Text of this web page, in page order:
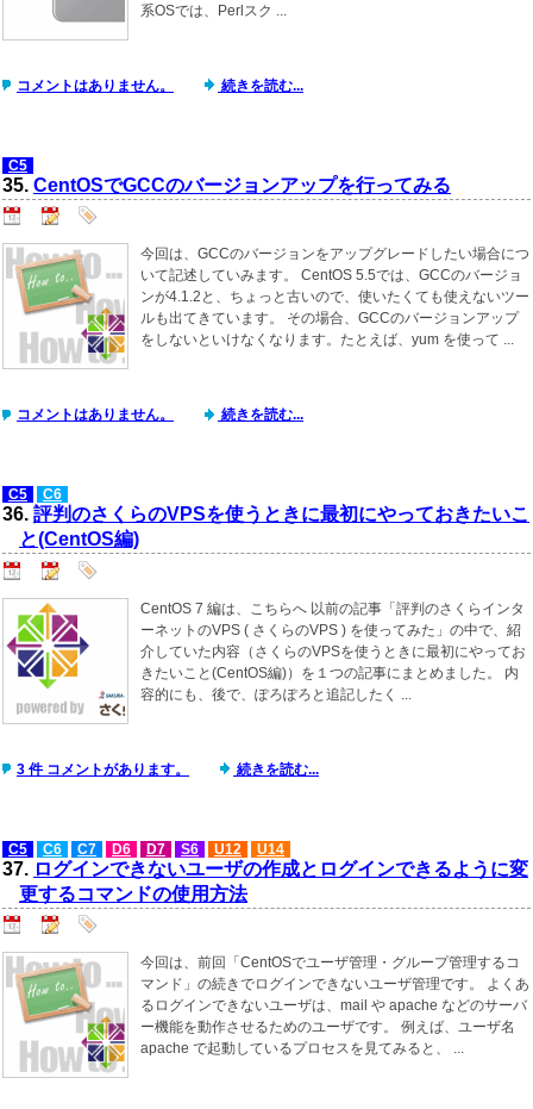
系OSでは、Perlスク ...
コメントはありません。 続きを読む...
C5
35. CentOSでGCCのバージョンアップを行ってみる
今回は、GCCのバージョンをアップグレードしたい場合につ
いて記述していみます。 CentOS 5.5では、GCCのバージョ
ンが4.1.2と、ちょっと古いので、使いたくても使えないツー
ルも出てきています。 その場合、GCCのバージョンアップ
をしないといけなくなります。たとえば、yum を使って ...
コメントはありません。 続きを読む...
C5 C6
36. 評判のさくらのVPSを使うときに最初にやっておきたいこ
と(CentOS編)
CentOS 7 編は、こちらへ 以前の記事「評判のさくらインタ
ーネットのVPS ( さくらのVPS ) を使ってみた」の中で、紹
介していた内容（さくらのVPSを使うときに最初にやってお
きたいこと(CentOS編)）を１つの記事にまとめました。 内
容的にも、後で、ぽろぽろと追記したく ...
3 件 コメントがあります。 続きを読む...
C5 C6 C7 D6 D7 S6 U12 U14
37. ログインできないユーザの作成とログインできるように変
更するコマンドの使用方法
今回は、前回「CentOSでユーザ管理・グループ管理するコ
マンド」の続きでログインできないユーザ管理です。 よくあ
るログインできないユーザは、mail や apache などのサーバ
ー機能を動作させるためのユーザです。 例えば、ユーザ名
apache で起動しているプロセスを見てみると、 ...